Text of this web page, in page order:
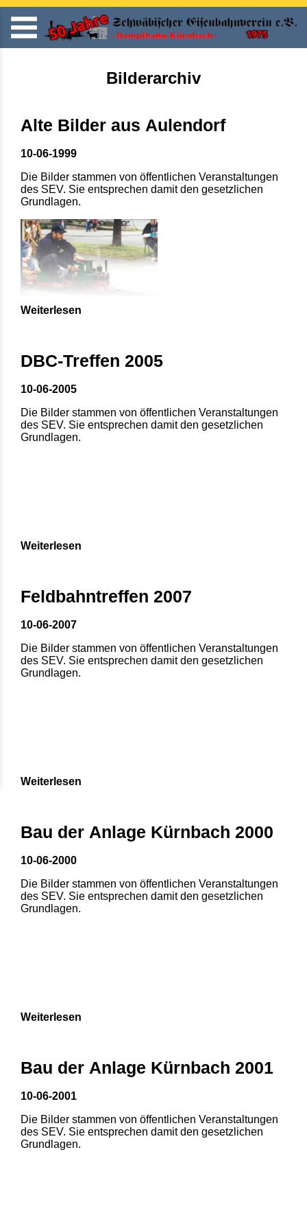
Bilderarchiv
Alte Bilder aus Aulendorf
10-06-1999
Die Bilder stammen von öffentlichen Veranstaltungen
des SEV. Sie entsprechen damit den gesetzlichen
Grundlagen.
Weiterlesen
DBC-Treffen 2005
10-06-2005
Die Bilder stammen von öffentlichen Veranstaltungen
des SEV. Sie entsprechen damit den gesetzlichen
Grundlagen.
Weiterlesen
Feldbahntreffen 2007
10-06-2007
Die Bilder stammen von öffentlichen Veranstaltungen
des SEV. Sie entsprechen damit den gesetzlichen
Grundlagen.
Weiterlesen
Bau der Anlage Kürnbach 2000
10-06-2000
Die Bilder stammen von öffentlichen Veranstaltungen
des SEV. Sie entsprechen damit den gesetzlichen
Grundlagen.
Weiterlesen
Bau der Anlage Kürnbach 2001
10-06-2001
Die Bilder stammen von öffentlichen Veranstaltungen
des SEV. Sie entsprechen damit den gesetzlichen
Grundlagen.